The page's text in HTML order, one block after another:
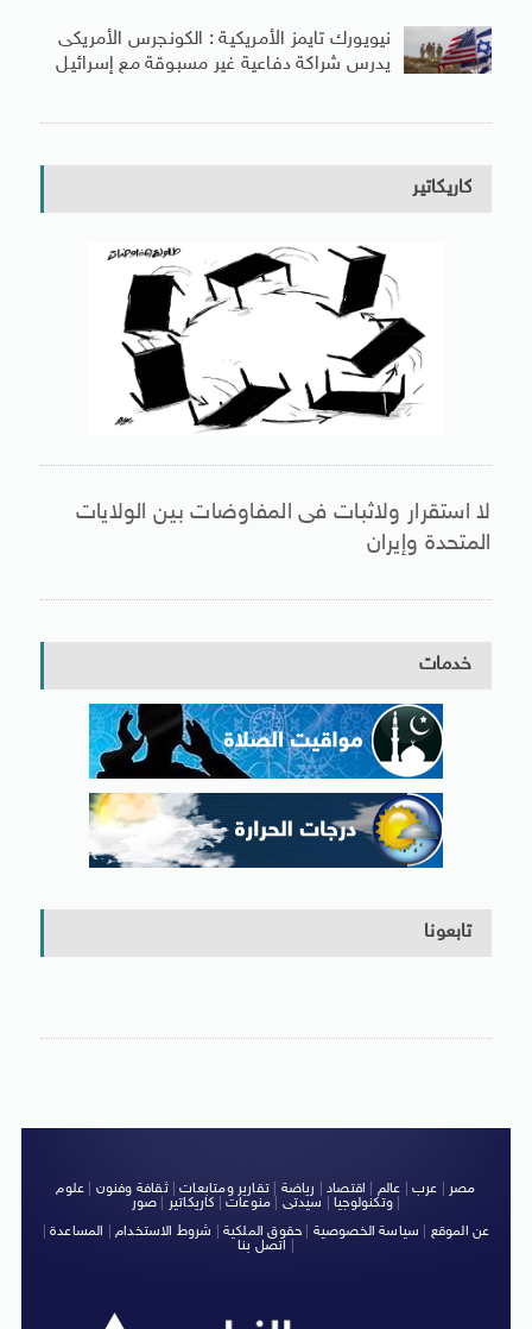
نيويورك تايمز الأمريكية : الكونجرس الأمريكى
يدرس شراكة دفاعية غير مسبوقة مع إسرائيل
كاريكاتير
لا استقرار ولاثبات فى المفاوضات بين الولايات
المتحدة وإيران
خدمات
تابعونا
مصر عرب عالم اقتصاد رياضة |تقارير ومتابعات|ثقافة وفنون
علوم
وتكنولوجيا| سيدتى منوعات كاريكاتير صور
|
عن الموقع
سياسة الخصوصية حقوق الملكية شروط الاستخدام| المساعدة|
اتصل بنا